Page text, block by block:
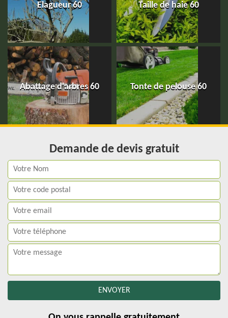
Elagueur 60 Taille de haie 60
Abattage d'arbres 60 Tonte de pelouse 60
Demande de devis gratuit